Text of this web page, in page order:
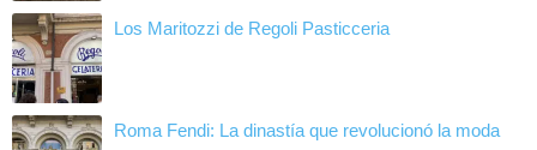
Los Maritozzi de Regoli Pasticceria
Roma Fendi: La dinastía que revolucionó la moda